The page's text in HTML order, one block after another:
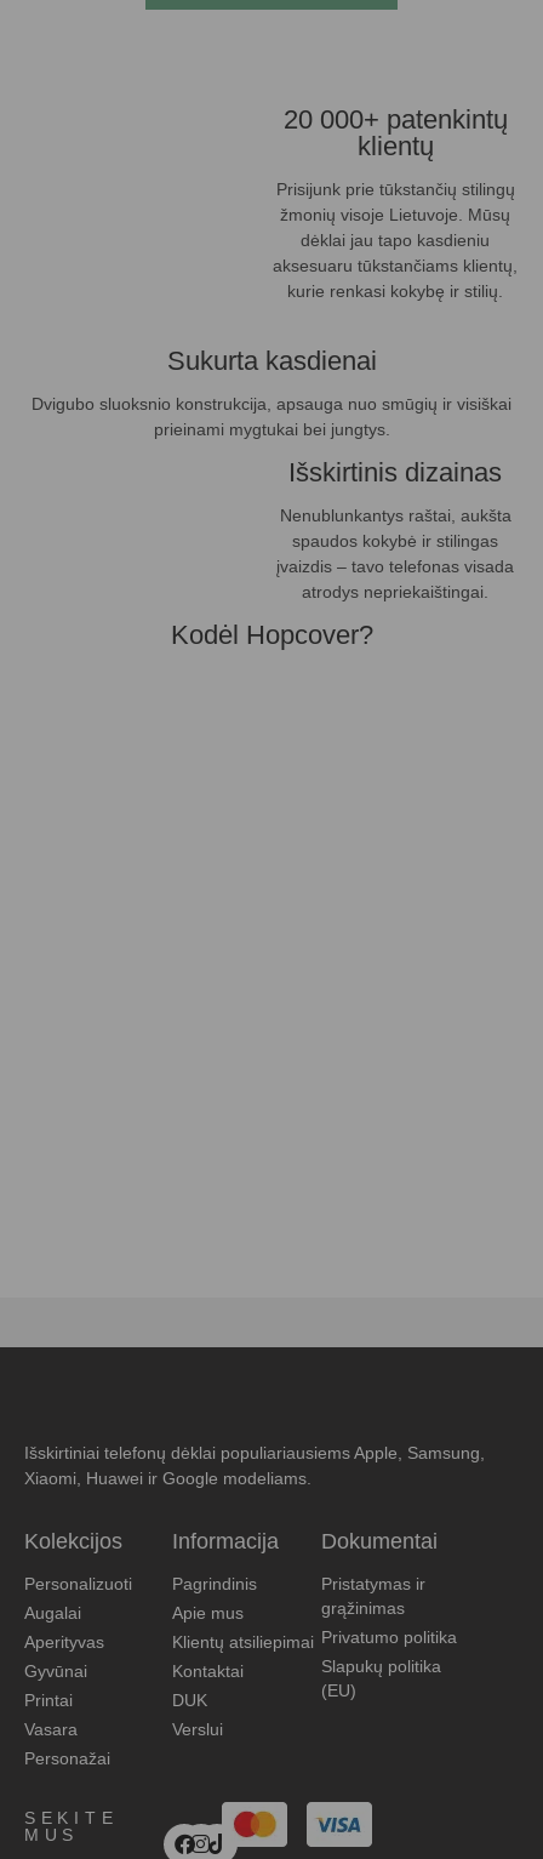
20 000+ patenkintų
klientų
Prisijunk prie tūkstančių stilingų
žmonių visoje Lietuvoje. Mūsų
dėklai jau tapo kasdieniu
aksesuaru tūkstančiams klientų,
kurie renkasi kokybę ir stilių.
Sukurta kasdienai
Dvigubo sluoksnio konstrukcija, apsauga nuo smūgių ir visiškai
prieinami mygtukai bei jungtys.
Išskirtinis dizainas
Nenublunkantys raštai, aukšta
spaudos kokybė ir stilingas
įvaizdis – tavo telefonas visada
atrodys nepriekaištingai.
Kodėl Hopcover?
Išskirtiniai telefonų dėklai populiariausiems Apple, Samsung,
Xiaomi, Huawei ir Google modeliams.
Kolekcijos
Personalizuoti
Augalai
Aperityvas
Gyvūnai
Printai
Vasara
Personažai
Informacija
Pagrindinis
Apie mus
Klientų atsiliepimai
Kontaktai
DUK
Verslui
Dokumentai
Pristatymas ir
grąžinimas
Privatumo politika
Slapukų politika
(EU)
SEKITE
MUS